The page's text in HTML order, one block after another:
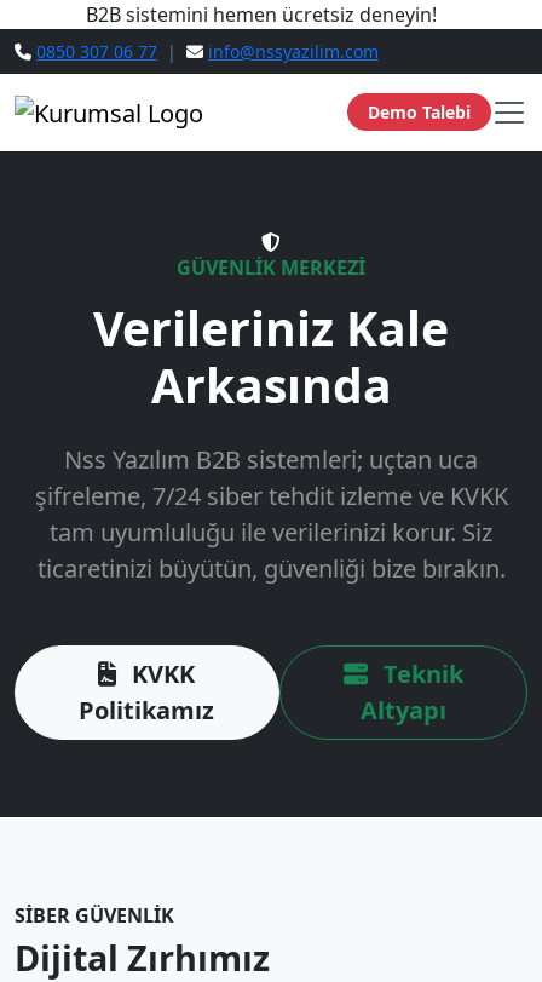
B2B sistemini hemen ücretsiz deneyin!
0850 307 06 77 | info@nssyazilim.com
Demo Talebi
GÜVENLİK MERKEZİ
Verileriniz Kale
Arkasında
Nss Yazılım B2B sistemleri; uçtan uca
şifreleme, 7/24 siber tehdit izleme ve KVKK
tam uyumluluğu ile verilerinizi korur. Siz
ticaretinizi büyütün, güvenliği bize bırakın.
KVKK
Politikamız
Teknik
Altyapı
SİBER GÜVENLİK
Dijital Zırhımız